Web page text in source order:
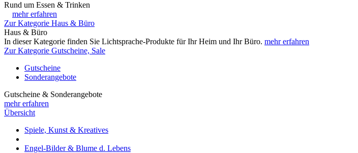
Rund um Essen & Trinken
mehr erfahren
Zur Kategorie Haus & Büro
Haus & Büro
In dieser Kategorie finden Sie Lichtsprache-Produkte für Ihr Heim und Ihr Büro. mehr erfahren
Zur Kategorie Gutscheine, Sale
Gutscheine
Sonderangebote
Gutscheine & Sonderangebote
mehr erfahren
Übersicht
Spiele, Kunst & Kreatives
Engel-Bilder & Blume d. Lebens